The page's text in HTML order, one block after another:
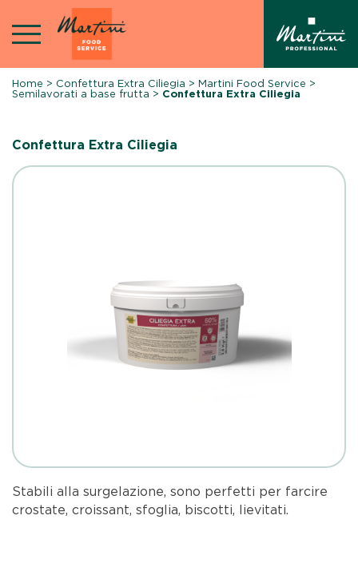
content
Home > Confettura Extra Ciliegia >Martini Food Service >
Semilavorati a base frutta > Confettura Extra Ciliegia
Confettura Extra Ciliegia
Stabili alla surgelazione, sono perfetti per farcire
crostate, croissant, sfoglia, biscotti, lievitati.